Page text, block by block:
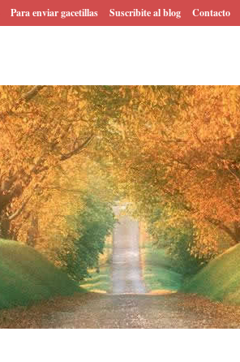
Para enviar gacetillas Suscribite al blog Contacto